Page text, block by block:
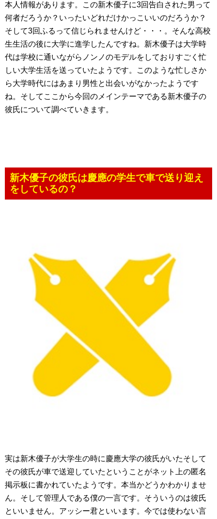
本人情報があります。この新木優子に3回告白された男って
何者だろうか？いったいどれだけかっこいいのだろうか？
そして3回ふるって信じられませんけど・・・。そんな高校
生生活の後に大学に進学したんですね。新木優子は大学時
代は学校に通いながらノンノのモデルをしておりすごく忙
しい大学生活を送っていたようです。このような忙しさか
ら大学時代にはあまり男性と出会いがなかったようです
ね。そしてここから今回のメインテーマである新木優子の
彼氏について調べていきます。
新木優子の彼氏は慶應の学生で車で送り迎え
をしているの？
実は新木優子が大学生の時に慶應大学の彼氏がいたそして
その彼氏が車で送迎していたということがネット上の匿名
掲示板に書かれていたようです。本当かどうかわかりませ
ん。そして管理人である僕の一言です。そういうのは彼氏
といいません。アッシー君といいます。今では使わない言